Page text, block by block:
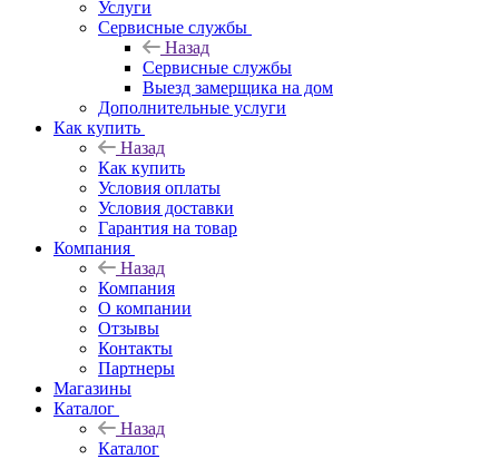
Услуги
Сервисные службы
Назад
Сервисные службы
Выезд замерщика на дом
Дополнительные услуги
Как купить
Назад
Как купить
Условия оплаты
Условия доставки
Гарантия на товар
Компания
Назад
Компания
О компании
Отзывы
Контакты
Партнеры
Магазины
Каталог
Назад
Каталог